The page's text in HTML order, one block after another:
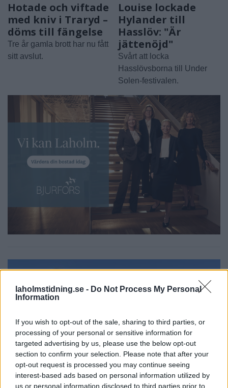
laholmstidning.se - Do Not Process My Personal
Information
If you wish to opt-out of the sale, sharing to third parties, or
processing of your personal or sensitive information for
targeted advertising by us, please use the below opt-out
section to confirm your selection. Please note that after your
opt-out request is processed you may continue seeing
interest-based ads based on personal information utilized by
us or personal information disclosed to third parties prior to
Hotade och viftade
med kniv i Traryd –
döms till fängelse
Tre år gamla brott har nu fått
sitt avslut.
Louise lockade
Hylander till
Hasslöv: "Är
jättenöjd"
Svårt att locka
Hasslövsborna till Under
Solen-festivalen.